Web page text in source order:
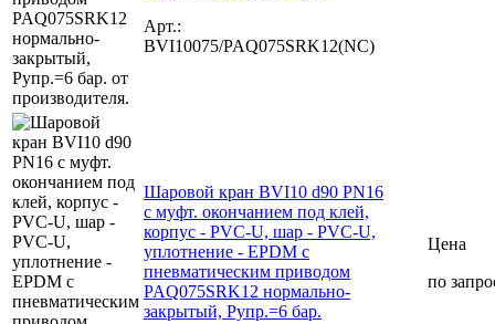
Арт.:
BVI10075/PAQ075SRK12(NC)
Шаровой кран BVI10 d90 PN16
с муфт. окончанием под клей,
корпус - PVC-U, шар - PVC-U,
уплотнение - EPDM с
пневматическим приводом
PAQ075SRK12 нормально-
закрытый, Рупр.=6 бар.
Цена
по